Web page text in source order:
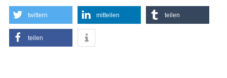
twittern mitteilen teilen
teilen